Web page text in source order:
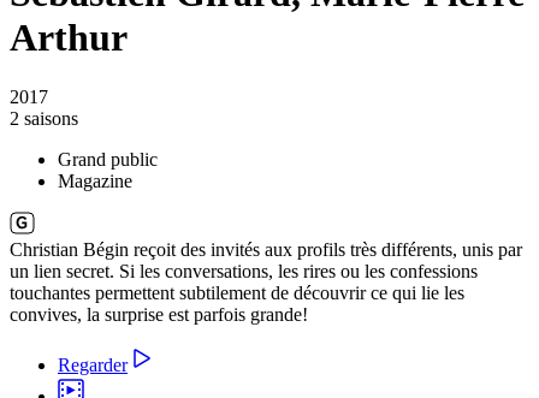
Arthur
2017
2 saisons
Grand public
Magazine
Christian Bégin reçoit des invités aux profils très différents, unis par
un lien secret. Si les conversations, les rires ou les confessions
touchantes permettent subtilement de découvrir ce qui lie les
convives, la surprise est parfois grande!
Regarder